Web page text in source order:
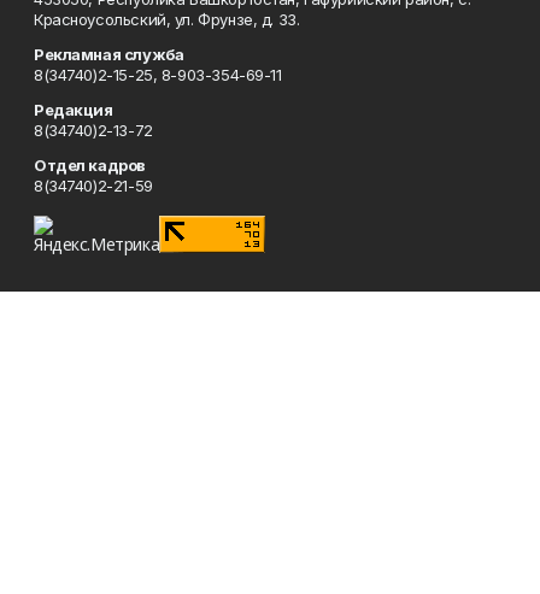
Красноусольский, ул. Фрунзе, д. 33.
Рекламная служба
8(34740)2-15-25, 8-903-354-69-11
Редакция
8(34740)2-13-72
Отдел кадров
8(34740)2-21-59